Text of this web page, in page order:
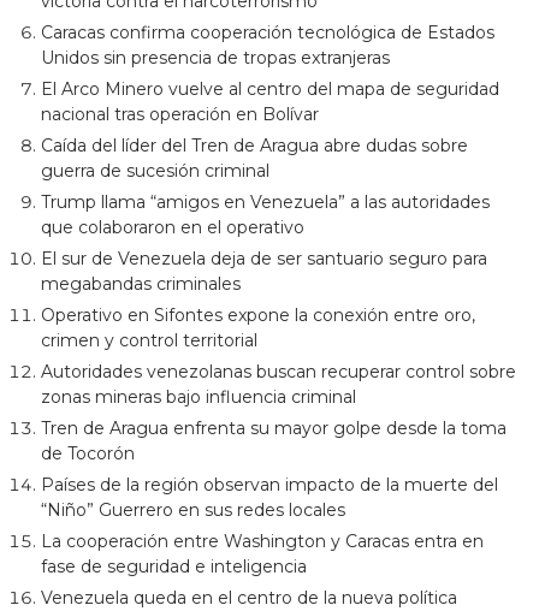
Caracas confirma cooperación tecnológica de Estados
Unidos sin presencia de tropas extranjeras
El Arco Minero vuelve al centro del mapa de seguridad
nacional tras operación en Bolívar
Caída del líder del Tren de Aragua abre dudas sobre
guerra de sucesión criminal
Trump llama “amigos en Venezuela” a las autoridades
que colaboraron en el operativo
El sur de Venezuela deja de ser santuario seguro para
megabandas criminales
Operativo en Sifontes expone la conexión entre oro,
crimen y control territorial
Autoridades venezolanas buscan recuperar control sobre
zonas mineras bajo influencia criminal
Tren de Aragua enfrenta su mayor golpe desde la toma
de Tocorón
Países de la región observan impacto de la muerte del
“Niño” Guerrero en sus redes locales
La cooperación entre Washington y Caracas entra en
fase de seguridad e inteligencia
Venezuela queda en el centro de la nueva política